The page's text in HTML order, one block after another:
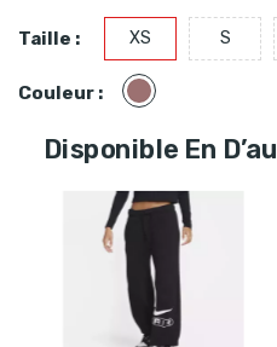
Taille : XS S
Couleur : Mauve
Disponible En